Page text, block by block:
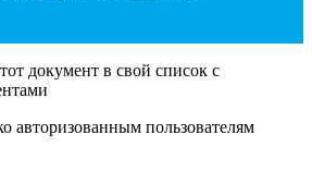
документ в свой список с
авторизованным пользователям